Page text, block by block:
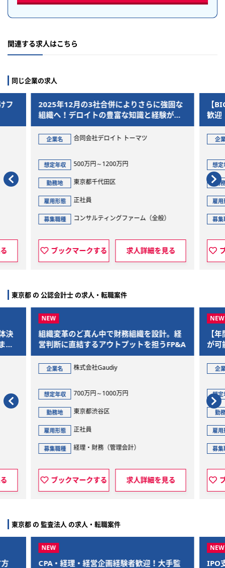
関連する求人はこちら
同じ企業の求人
併によりさらに強固な
豊富な知識と経験が融
ビスを企画・実行
区
ングファーム（全般）
求人詳細を見る
【BIG4】事業会社からのキャリア
歓迎！ガバナンス・リスクマネジ
ンサルタント
企業名 合同会社デロイト トーマツ
想定年収
勤務地
募集職種 コンサルティングファーム（全
ブックマークする 求人詳細
東京都 の 公認会計士 の求人・転職案件
真ん中で財務組織を設計。経
するアウトプットを担うFP&A
万円～1000万円
理・財務（管理会計）
クする 求人詳細を見る
【年間休日125日】メリハ
が可能。ワークライフバラ
ら、M&Aを通じた社会的
ジェクトに参画できます
500万円～1000万円
募集職種 コンサルティングフ
ブックマークする
東京都 の 監査法人 の求人・転職案件
・経営企画経験者歓迎！大手監
IPO支援をやりたいかた